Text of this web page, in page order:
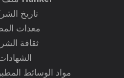
تاريخ
معدات
ثقافة
مواد الوسائط